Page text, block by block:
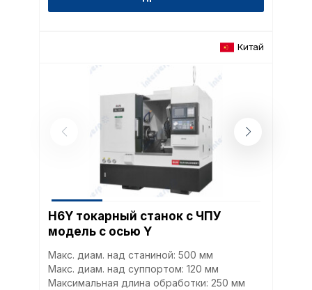
Китай
H6Y токарный станок с ЧПУ
модель с осью Y
Макс. диам. над станиной: 500 мм
Макс. диам. над суппортом: 120 мм
Максимальная длина обработки: 250 мм
исходя из
Сохранить выбор